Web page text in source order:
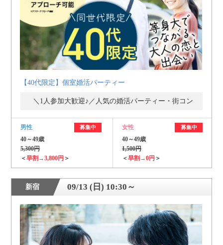
【40代限定】個室婚活パーティー
＼1人参加大歓迎♪／人気の婚活パーティー・街コン
男性 募集中
40～49歳
5,300円
＜早割→3,800円 ＞
女性 募集中
40～49歳
1,500円
＜早割→0円 ＞
新宿 09/13 (日) 10:30～